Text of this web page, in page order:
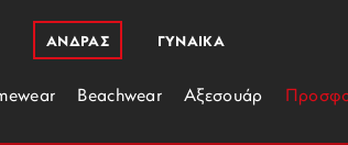
ΑΝΔΡΑΣ
Beachwear Αξεσουάρ
ΓΥΝΑΙΚΑ